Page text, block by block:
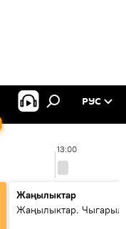
РУС
13:00
Жаңылыктар
Жаңылыктар.